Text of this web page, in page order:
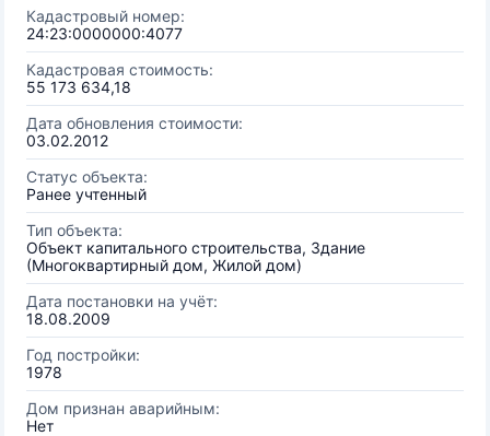
Кадастровый номер:
24:23:0000000:4077
Кадастровая стоимость:
55 173 634,18
Дата обновления стоимости:
03.02.2012
Статус объекта:
Ранее учтенный
Тип объекта:
Объект капитального строительства, Здание
(Многоквартирный дом, Жилой дом)
Дата постановки на учёт:
18.08.2009
Год постройки:
1978
Дом признан аварийным:
Нет